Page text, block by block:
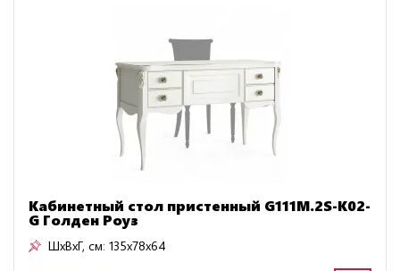
Кабинетный стол пристенный G111M.2S-K02-
G Голден Роуз
ШxВxГ, см: 135x78x64